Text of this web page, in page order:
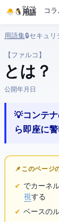
IT用語
ひよぺん コラ
用語集› 🔒 セキュリティ
【ファルコ】
Falco とは？
公開:2026年6月26日
💡 コンテ
ら即座に
📌 このページ
でカーネ
視する
ベースの